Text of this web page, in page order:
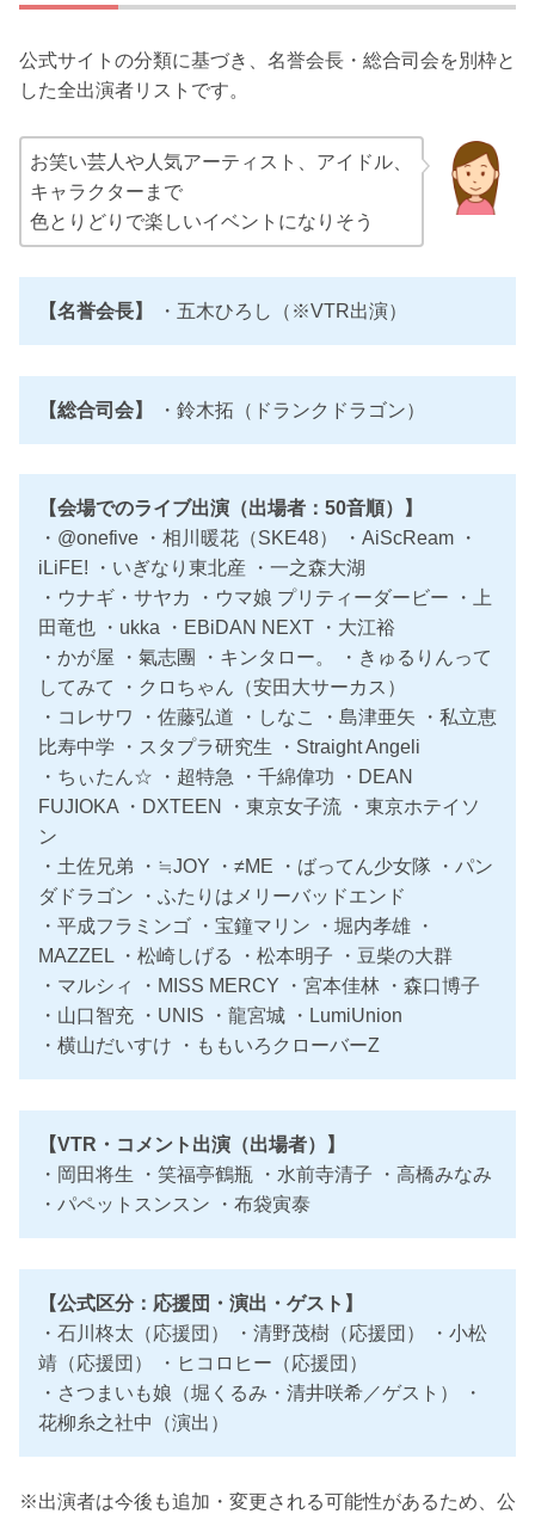
公式サイトの分類に基づき、名誉会長・総合司会を別枠と
した全出演者リストです。
お笑い芸人や人気アーティスト、アイドル、
キャラクターまで
色とりどりで楽しいイベントになりそう
【名誉会長】 ・五木ひろし（※VTR出演）
【総合司会】 ・鈴木拓（ドランクドラゴン）
【会場でのライブ出演（出場者：50音順）】
・@onefive ・相川暖花（SKE48） ・AiScReam ・
iLiFE! ・いぎなり東北産 ・一之森大湖
・ウナギ・サヤカ ・ウマ娘 プリティーダービー ・上
田竜也 ・ukka ・EBiDAN NEXT ・大江裕
・かが屋 ・氣志團 ・キンタロー。 ・きゅるりんって
してみて ・クロちゃん（安田大サーカス）
・コレサワ ・佐藤弘道 ・しなこ ・島津亜矢 ・私立恵
比寿中学 ・スタプラ研究生 ・Straight Angeli
・ちぃたん☆ ・超特急 ・千綿偉功 ・DEAN
FUJIOKA ・DXTEEN ・東京女子流 ・東京ホテイソ
ン
・土佐兄弟 ・≒JOY ・≠ME ・ばってん少女隊 ・パン
ダドラゴン ・ふたりはメリーバッドエンド
・平成フラミンゴ ・宝鐘マリン ・堀内孝雄 ・
MAZZEL ・松崎しげる ・松本明子 ・豆柴の大群
・マルシィ ・MISS MERCY ・宮本佳林 ・森口博子
・山口智充 ・UNIS ・龍宮城 ・LumiUnion
・横山だいすけ ・ももいろクローバーZ
【VTR・コメント出演（出場者）】
・岡田将生 ・笑福亭鶴瓶 ・水前寺清子 ・高橋みなみ
・パペットスンスン ・布袋寅泰
【公式区分：応援団・演出・ゲスト】
・石川柊太（応援団） ・清野茂樹（応援団） ・小松
靖（応援団） ・ヒコロヒー（応援団）
・さつまいも娘（堀くるみ・清井咲希／ゲスト） ・
花柳糸之社中（演出）
※出演者は今後も追加・変更される可能性があるため、公